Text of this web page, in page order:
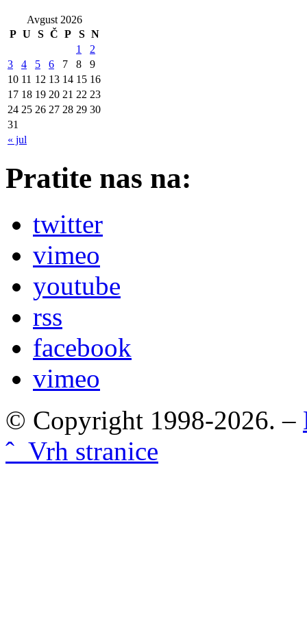
Avgust 2026
P U S Č P S N
« jul
1
2
3
4 5 6 7 8
9
10 11 12 13 14 15 16
17 18 19 20 21 22 23
24 25 26 27 28 29 30
31
Pratite nas na:
twitter
vimeo
youtube
rss
facebook
vimeo
© Copyright 1998-2026. –
ˆ Vrh stranice